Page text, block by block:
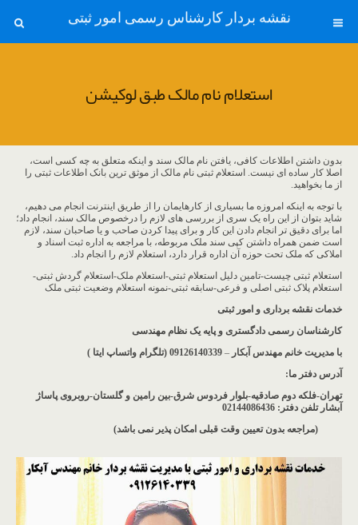
نقشه بردار کارشناس رسمی امور ثبتی
استعلام نام مالک طبق لوکیشن
بدون داشتن اطلاعات کافی، یافتن نام مالک سند و اینکه متعلق به چه کسی است،
اصلا کار ساده ای نیست. استعلام ثبتی نام مالک از موثق ترین بانک اطلاعات ثبتی را
از ما بخواهید.
با توجه به اینکه امروزه ما بسیاری از کارهایمان را از طریق اینترنت انجام می دهیم،
شاید بتوان از این راه یک سری از بررسی های لازم را درخصوص مالک سند، انجام داد؛
اما برای دقیق تر انجام دادن این کار و برای پیدا کردن صاحب و یا صاحبان سند، لازم
است ضمن همراه داشتن کپی سند ملک مربوطه، با مراجعه به اداره ثبت اسناد و
املاکی که ملک تحت حوزه آن اداره قرار دارد، استعلام لازم را انجام داد.
استعلام ثبتی چیست-تامین دلیل استعلام ثبتی-استعلام ملک-استعلام گردش ثبتی-
استعلام پلاک ثبتی اصلی و فرعی-سابقه ثبتی-نمونه استعلام وضعیت ثبتی ملک
خدمات نقشه برداری و امور ثبتی
کارشناسان رسمی دادگستری و پایه یک نظام مهندسی
با مدیریت خانم مهندس آبکار – 09126140339 (تلگرام واتساپ ایتا )
آدرس دفتر ما:
تهران-فلکه دوم صادقیه-بلوار فردوس شرق-بین رامین و گلستان-روبروی پاساژ
آبشار تلفن دفتر: 02144086436
(مراجعه بدون تعیین وقت قبلی امکان پذیر نمی باشد)